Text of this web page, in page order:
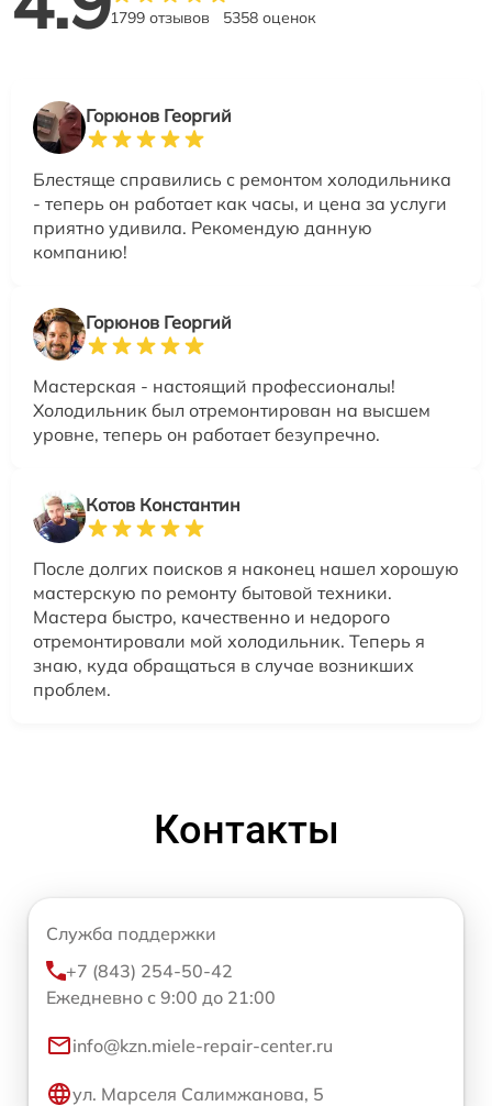
1799 отзывов 5358 оценок
Горюнов Георгий
Блестяще справились с ремонтом холодильника
- теперь он работает как часы, и цена за услуги
приятно удивила. Рекомендую данную
компанию!
Горюнов Георгий
Мастерская - настоящий профессионалы!
Холодильник был отремонтирован на высшем
уровне, теперь он работает безупречно.
Котов Константин
После долгих поисков я наконец нашел хорошую
мастерскую по ремонту бытовой техники.
Мастера быстро, качественно и недорого
отремонтировали мой холодильник. Теперь я
знаю, куда обращаться в случае возникших
проблем.
Контакты
Служба поддержки
+7 (843) 254-50-42
Ежедневно с 9:00 до 21:00
info@kzn.miele-repair-center.ru
ул. Марселя Салимжанова, 5